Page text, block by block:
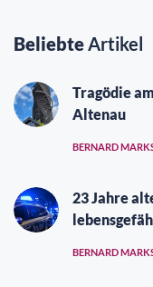
Beliebte Artikel
Tragödie
Altenau
BERNARD
23 Jahre
BERNARD